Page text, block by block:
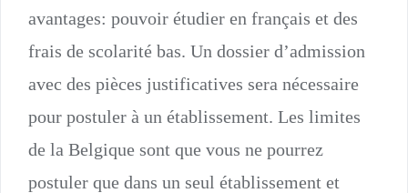
avantages: pouvoir étudier en français et des
frais de scolarité bas. Un dossier d’admission
avec des pièces justificatives sera nécessaire
pour postuler à un établissement. Les limites
de la Belgique sont que vous ne pourrez
postuler que dans un seul établissement et